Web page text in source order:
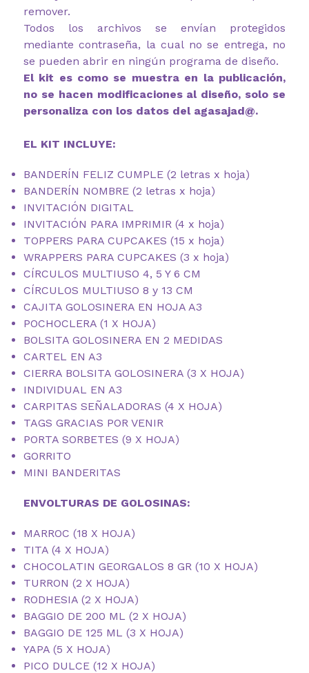
remover.
Todos los archivos se envían protegidos
mediante contraseña, la cual no se entrega, no
se pueden abrir en ningún programa de diseño.
El kit es como se muestra en la publicación,
no se hacen modificaciones al diseño, solo se
personaliza con los datos del agasajad@.
EL KIT INCLUYE:
BANDERÍN FELIZ CUMPLE (2 letras x hoja)
BANDERÍN NOMBRE (2 letras x hoja)
INVITACIÓN DIGITAL
INVITACIÓN PARA IMPRIMIR (4 x hoja)
TOPPERS PARA CUPCAKES (15 x hoja)
WRAPPERS PARA CUPCAKES (3 x hoja)
CÍRCULOS MULTIUSO 4, 5 Y 6 CM
CÍRCULOS MULTIUSO 8 y 13 CM
CAJITA GOLOSINERA EN HOJA A3
POCHOCLERA (1 X HOJA)
BOLSITA GOLOSINERA EN 2 MEDIDAS
CARTEL EN A3
CIERRA BOLSITA GOLOSINERA (3 X HOJA)
INDIVIDUAL EN A3
CARPITAS SEÑALADORAS (4 X HOJA)
TAGS GRACIAS POR VENIR
PORTA SORBETES (9 X HOJA)
GORRITO
MINI BANDERITAS
ENVOLTURAS DE GOLOSINAS:
MARROC (18 X HOJA)
TITA (4 X HOJA)
CHOCOLATIN GEORGALOS 8 GR (10 X HOJA)
TURRON (2 X HOJA)
RODHESIA (2 X HOJA)
BAGGIO DE 200 ML (2 X HOJA)
BAGGIO DE 125 ML (3 X HOJA)
YAPA (5 X HOJA)
PICO DULCE (12 X HOJA)